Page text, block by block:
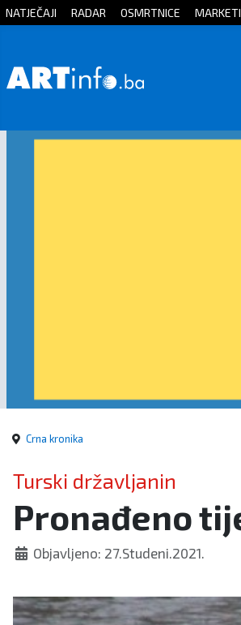
Početna
NATJEČAJI RADAR OSMRTNICE
Crna kronika
Turski državljanin
Pronađeno
Objavljeno: 27.Studeni.2021.